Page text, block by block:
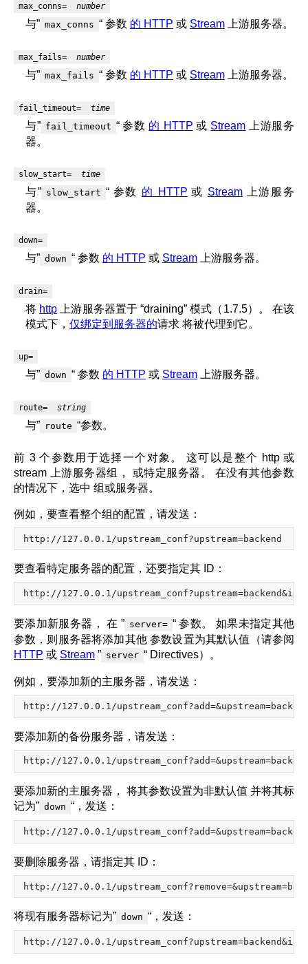
max_conns= number
与” max_conns “ 参数 的 HTTP 或 Stream 上游服务器。
max_fails= number
与” max_fails “ 参数 的 HTTP 或 Stream 上游服务器。
fail_timeout= time
与” fail_timeout “ 参数 的 HTTP 或 Stream 上游服务
器。
slow_start= time
与” slow_start “ 参数 的 HTTP 或 Stream上游服务
器。
down=
与” down “ 参数 的 HTTP 或 Stream 上游服务器。
drain=
将 http 上游服务器置于 “draining” 模式（1.7.5）。 在该
模式下， 仅绑定到服务器的请求 将被代理到它。
up=
与” down “ 参数 的 HTTP 或 Stream 上游服务器。
route= string
与” route “参数。
前 3 个参数用于选择一个对象。 这可以是整个 http 或
stream 上游服务器组， 或特定服务器。 在没有其他参数
的情况下，选中 组或服务器。
例如，要查看整个组的配置，请发送：
要查看特定服务器的配置，还要指定其 ID：
要添加新服务器， 在 ” server= “ 参数。 如果未指定其他
参数，则服务器将添加其他 参数设置为其默认值（请参阅
HTTP 或 Stream ” server “ Directives）。
例如，要添加新的主服务器，请发送：
要添加新的备份服务器，请发送：
要添加新的主服务器， 将其参数设置为非默认值 并将其标
记为” down “，发送：
要删除服务器，请指定其 ID：
将现有服务器标记为” down “，发送：